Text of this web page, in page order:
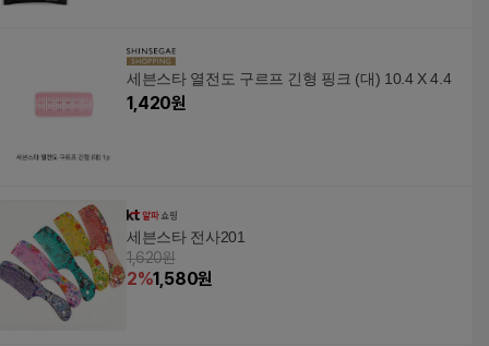
세븐스타 열전도 구르프 긴형 핑크 (대) 10.4 X 4.4
1,420원
세븐스타 전사201
1,620원
2%1,580원